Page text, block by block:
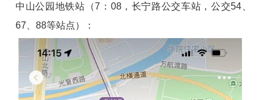
中山公园地铁站（7：08，长宁路公交车站，公交54、
67、88等站点）：